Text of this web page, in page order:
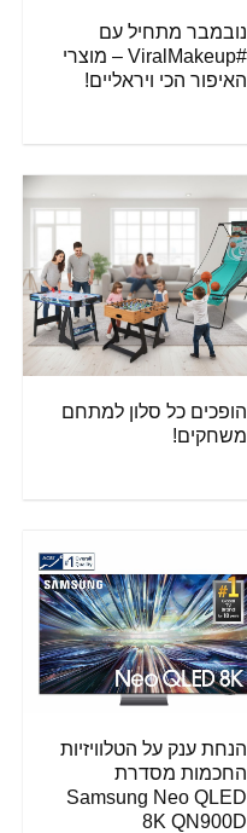
נובמבר מתחיל עם
#ViralMakeup – מוצרי
האיפור הכי ויראליים!
הופכים כל סלון למתחם
משחקים!
הנחת ענק על הטלוויזיות
החכמות מסדרת
Samsung Neo QLED
8K QN900D